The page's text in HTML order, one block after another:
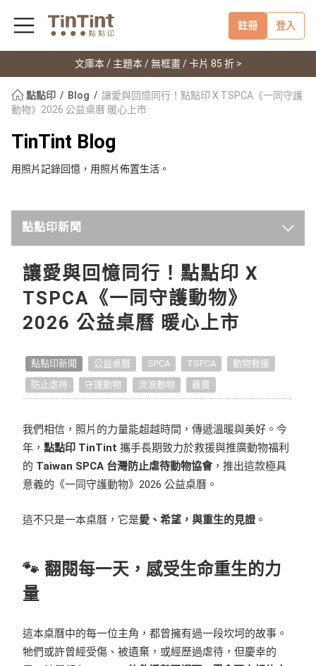
註冊 登入
文庫本 / 主題本 / 無框畫 / 卡片 85 折 >
點點印 Blog
讓愛與回憶同行！點點印 X TSPCA《一同守護
動物》2026 公益桌曆 暖心上市
TinTint Blog
用照片記錄回憶，用照片佈置生活。
點點印新聞
最新
點點手作小教室
點點開箱
好作品推薦
生活提案
照片怎麼拍
編輯小技巧
讓愛與回憶同行！點點印 X
TSPCA《一同守護動物》
2026 公益桌曆 暖心上市
點點印新聞 公益桌曆 SPCA TSPCA
動物救援
防止虐待
守護動物 流浪動物 義賣
我們相信，照片的力量能超越時間，傳遞溫暖與美好。今
年， 點點印 TinTint 攜手長期致力於救援與推廣動物福利
的 Taiwan SPCA 台灣防止虐待動物協會，推出這款極具
意義的《一同守護動物》2026 公益桌曆。
這不只是一本桌曆，它是愛、希望，與重生的見證。
🐾 翻閱每一天，感受生命重生的力
量
這本桌曆中的每一位主角，都曾擁有過一段坎坷的故事。
牠們或許曾經受傷、被遺棄，或經歷過虐待，但慶幸的